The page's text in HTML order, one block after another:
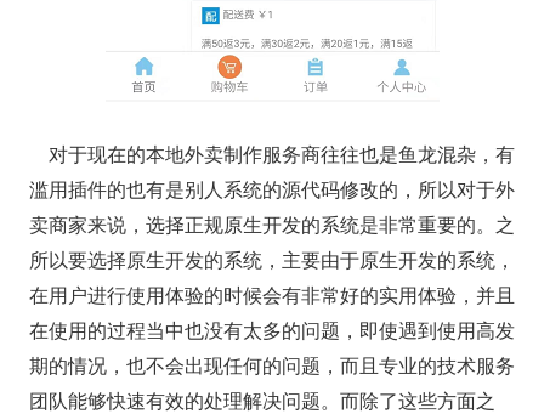
对于现在的本地外卖制作服务商往往也是鱼龙混杂，有
滥用插件的也有是别人系统的源代码修改的，所以对于外
卖商家来说，选择正规原生开发的系统是非常重要的。之
所以要选择原生开发的系统，主要由于原生开发的系统，
在用户进行使用体验的时候会有非常好的实用体验，并且
在使用的过程当中也没有太多的问题，即使遇到使用高发
期的情况，也不会出现任何的问题，而且专业的技术服务
团队能够快速有效的处理解决问题。而除了这些方面之